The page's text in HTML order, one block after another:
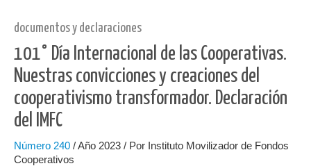
documentos y declaraciones
101° Día Internacional de las Cooperativas.
Nuestras convicciones y creaciones del
cooperativismo transformador. Declaración
del IMFC
Número 240 / Año 2023 / Por Instituto Movilizador de Fondos
Cooperativos